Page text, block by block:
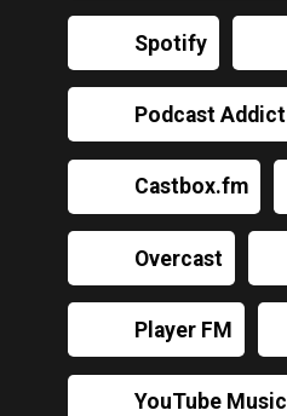
Spotify
Podcast Addict
Castbox.fm
Overcast
Player FM
YouTube Music